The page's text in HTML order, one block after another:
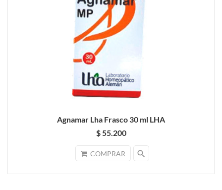
Agnamar Lha Frasco 30 ml LHA
$ 55.200
COMPRAR search